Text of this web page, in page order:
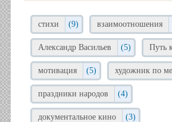
стихи (9) взаимоотношения
Александр Васильев (5) Путь
мотивация (5) художник по
праздники народов (4)
документальное кино (3)